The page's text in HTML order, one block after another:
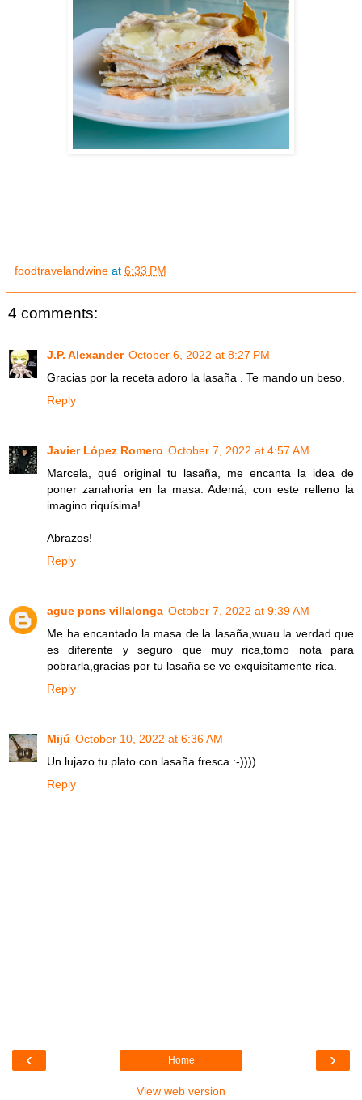
foodtravelandwine at 6:33 PM
4 comments:
J.P. Alexander October 6, 2022 at 8:27 PM
Gracias por la receta adoro la lasaña . Te mando un beso.
Reply
Javier López Romero October 7, 2022 at 4:57 AM
Marcela, qué original tu lasaña, me encanta la idea de
poner zanahoria en la masa. Ademá, con este relleno la
imagino riquísima!
Abrazos!
Reply
ague pons villalonga October 7, 2022 at 9:39 AM
Me ha encantado la masa de la lasaña,wuau la verdad que
es diferente y seguro que muy rica,tomo nota para
pobrarla,gracias por tu lasaña se ve exquisitamente rica.
Reply
Mijú October 10, 2022 at 6:36 AM
Un lujazo tu plato con lasaña fresca :-))))
Reply
‹ ›
Home
View web version